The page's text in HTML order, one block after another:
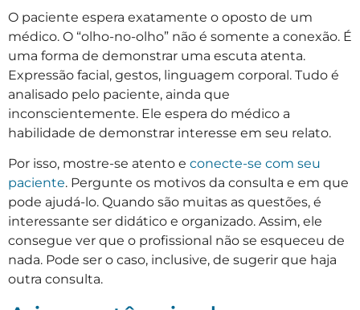
O paciente espera exatamente o oposto de um
médico. O “olho-no-olho” não é somente a conexão. É
uma forma de demonstrar uma escuta atenta.
Expressão facial, gestos, linguagem corporal. Tudo é
analisado pelo paciente, ainda que
inconscientemente. Ele espera do médico a
habilidade de demonstrar interesse em seu relato.
Por isso, mostre-se atento e conecte-se com seu
paciente. Pergunte os motivos da consulta e em que
pode ajudá-lo. Quando são muitas as questões, é
interessante ser didático e organizado. Assim, ele
consegue ver que o profissional não se esqueceu de
nada. Pode ser o caso, inclusive, de sugerir que haja
outra consulta.